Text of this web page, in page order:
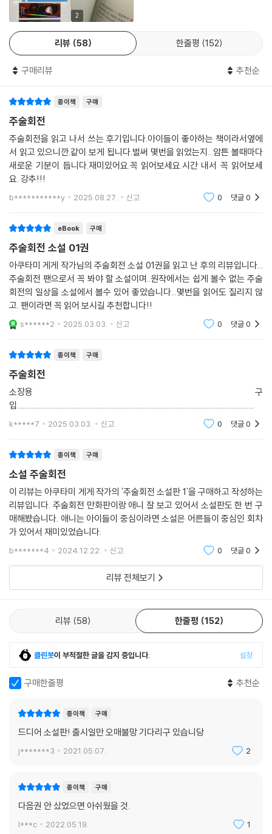
2
리뷰 58 한줄평 152
구매리뷰 추천순
종이책 구매
주술회전
주술회전을 읽고 나서 쓰는 후기입니다.아이들이 좋아하는 책이라서옆에
서 읽고 있으니깐.같이 보게 됩니다.벌써 몇번을 읽었는지...암튼 볼때마다
새로운 기분이 듭니다.재미있어요.꼭 읽어보세요.시간 내서 꼭 읽어보세
요. 강추!!!
b***********y 2025.08.27. 신고 0 댓글0
eBook 구매
주술회전 소설 01권
아쿠타미 게게 작가님의 주술회전 소설 01권을 읽고 난 후의 리뷰입니다...
주술회전 팬으로서 꼭 봐야 할 소설이며..원작에서는 쉽게 볼수 없는 주술
회전의 일상을 소설에서 볼수 있어 좋았습니다...몇번을 읽어도 질리지 않
고. 팬이라면 꼭 읽어 보시길 추천합니다!!
s******2 2025.03.03. 신고 0 댓글0
종이책 구매
주술회전
소장용 구
입..................................................................................................................................
k*****7 2025.03.03. 신고 0 댓글0
종이책 구매
소설 주술회전
이 리뷰는 아쿠타미 게게 작가의 '주술회전 소설판 1'을 구매하고 작성하는
리뷰입니다. 주술회전 만화판이랑 애니 잘 보고 있어서 소설판도 한 번 구
매해봤습니다. 애니는 아이들이 중심이라면 소설은 어른들이 중심인 회차
가 있어서 재미있었습니다.
b*******4 2024.12.22. 신고 0 댓글0
리뷰 전체보기
리뷰 58 한줄평 152
클린봇이 부적절한 글을 감지 중입니다. 설정
구매한줄평 추천순
종이책 구매
드디어 소설판! 출시일만 오매불망 기다리구 있습니당
j*******3 2021.05.07. 2
종이책 구매
다음권 안 샀었으면 아쉬웠을 것.
l***c 2022.05.19. 1